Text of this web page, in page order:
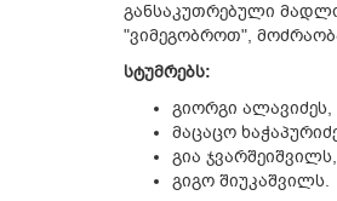
განსაკუთრებული
"ვიმეგობროთ",
სტუმრებს:
გიორგი ალავიძეს,
მაცაცო
გია ჯვარშეიშვილს,
გიგო შიუკაშვილს.